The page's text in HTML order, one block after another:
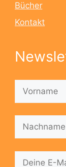
Bücher
Kontakt